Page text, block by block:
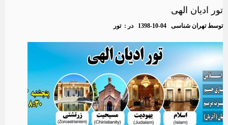
تور ادیان الهی
توسطتهران شناسی 1398-10-04 در :تور